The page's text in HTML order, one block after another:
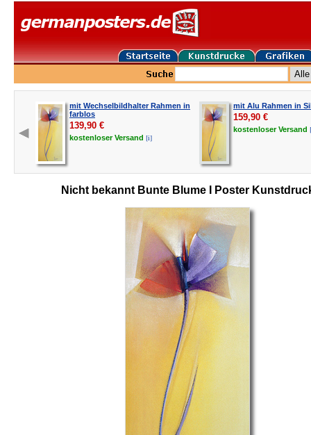
mit Wechselbildhalter Rahmen in
farblos
139,90 €
kostenloserVersand [i]
mit Alu Rahmen in
159,90 €
kostenloserVersand
Nicht bekannt Bunte Blume I Poster